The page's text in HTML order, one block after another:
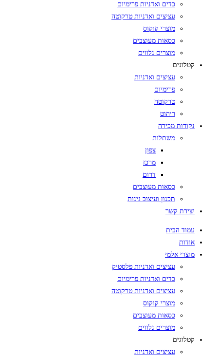
כדים ואדניות פרימיום
עציצים ואדניות טרקוטה
מוצרי קוקוס
כסאות מעוצבים
מוצרים נלווים
קטלוגים
עציצים ואדניות
פרימיום
טרקוטה
ריהוט
נקודות מכירה
משתלות
צפון
מרכז
דרום
כסאות מעוצבים
תכנון ועיצוב גינות
יצירת קשר
עמוד הבית
אודות
מוצרי אלמי
עציצים ואדניות פלסטיק
כדים ואדניות פרימיום
עציצים ואדניות טרקוטה
מוצרי קוקוס
כסאות מעוצבים
מוצרים נלווים
קטלוגים
עציצים ואדניות